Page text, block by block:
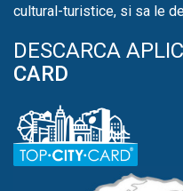
cultural-turistice, si sa le
DESCARCA
CARD